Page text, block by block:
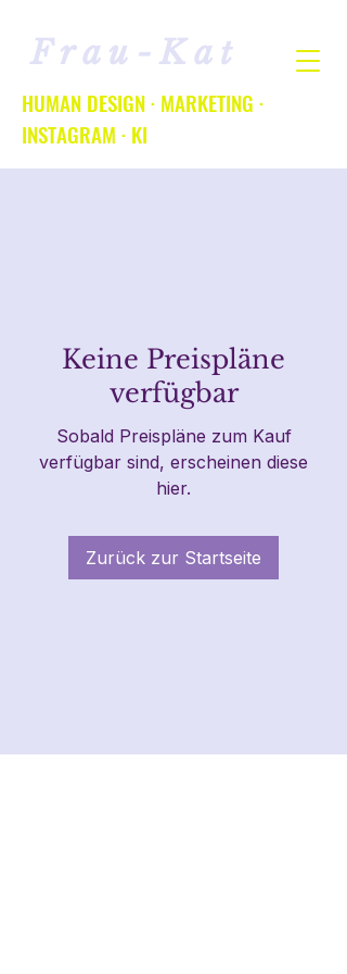
Frau-Kat
HUMAN DESIGN · MARKETING ·
INSTAGRAM · KI
Keine Preispläne
verfügbar
Sobald Preispläne zum Kauf
verfügbar sind, erscheinen diese
hier.
Zurück zur Startseite